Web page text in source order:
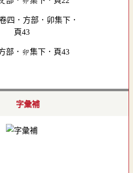
部．卯集下．頁43
字彙補